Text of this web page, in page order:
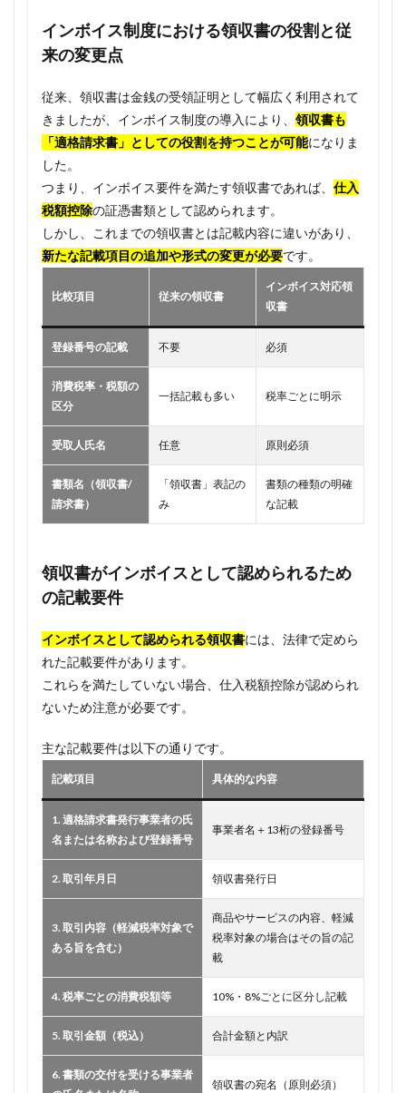
インボイス制度における領収書の役割と従
来の変更点
従来、領収書は金銭の受領証明として幅広く利用されて
きましたが、インボイス制度の導入により、 領収書も
「適格請求書」としての役割を持つことが可能になりま
した。
つまり、インボイス要件を満たす領収書であれば、 仕入
税額控除の証憑書類として認められます。
しかし、これまでの領収書とは記載内容に違いがあり、
新たな記載項目の追加や形式の変更が必要です。
比較項目 従来の領収書
インボイス対応領
収書
登録番号の記載 不要 必須
消費税率・税額の
区分
一括記載も多い 税率ごとに明示
受取人氏名 任意 原則必須
書類名（領収書/
請求書）
「領収書」表記の
み
書類の種類の明確
な記載
領収書がインボイスとして認められるため
の記載要件
インボイスとして認められる領収書には、法律で定めら
れた記載要件があります。
これらを満たしていない場合、仕入税額控除が認められ
ないため注意が必要です。
主な記載要件は以下の通りです。
記載項目 具体的な内容
1. 適格請求書発行事業者の氏
名または名称および登録番号
事業者名＋13桁の登録番号
2. 取引年月日 領収書発行日
3. 取引内容（軽減税率対象で
ある旨を含む）
商品やサービスの内容、軽減
税率対象の場合はその旨の記
載
4. 税率ごとの消費税額等 10%・8%ごとに区分し記載
5. 取引金額（税込） 合計金額と内訳
6. 書類の交付を受ける事業者
領収書の宛名（原則必須）